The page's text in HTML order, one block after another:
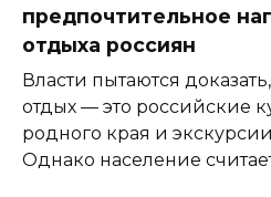
предпочтительное
отдыха россиян
Власти пытаются
отдых — это российские
родного края и
Однако население